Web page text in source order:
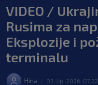
VIDEO /
Rusima za
Eksplozije i
terminalu
Hina 03. lip. 2026. 07:22